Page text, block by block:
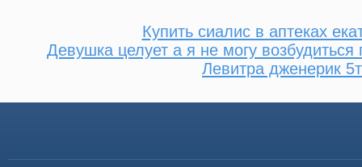
Купить сиалис в аптеках
Девушка целует а я не могу
Левитра дженерик